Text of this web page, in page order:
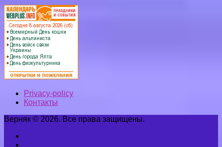
Privacy-policy
Контакты
Верняк © 2026. Все права защищены.